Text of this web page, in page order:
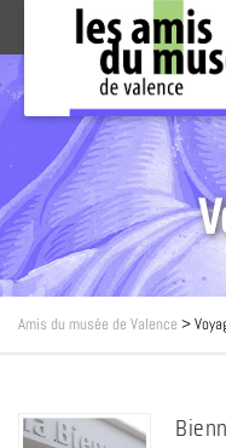
Amis du musée de Valence >